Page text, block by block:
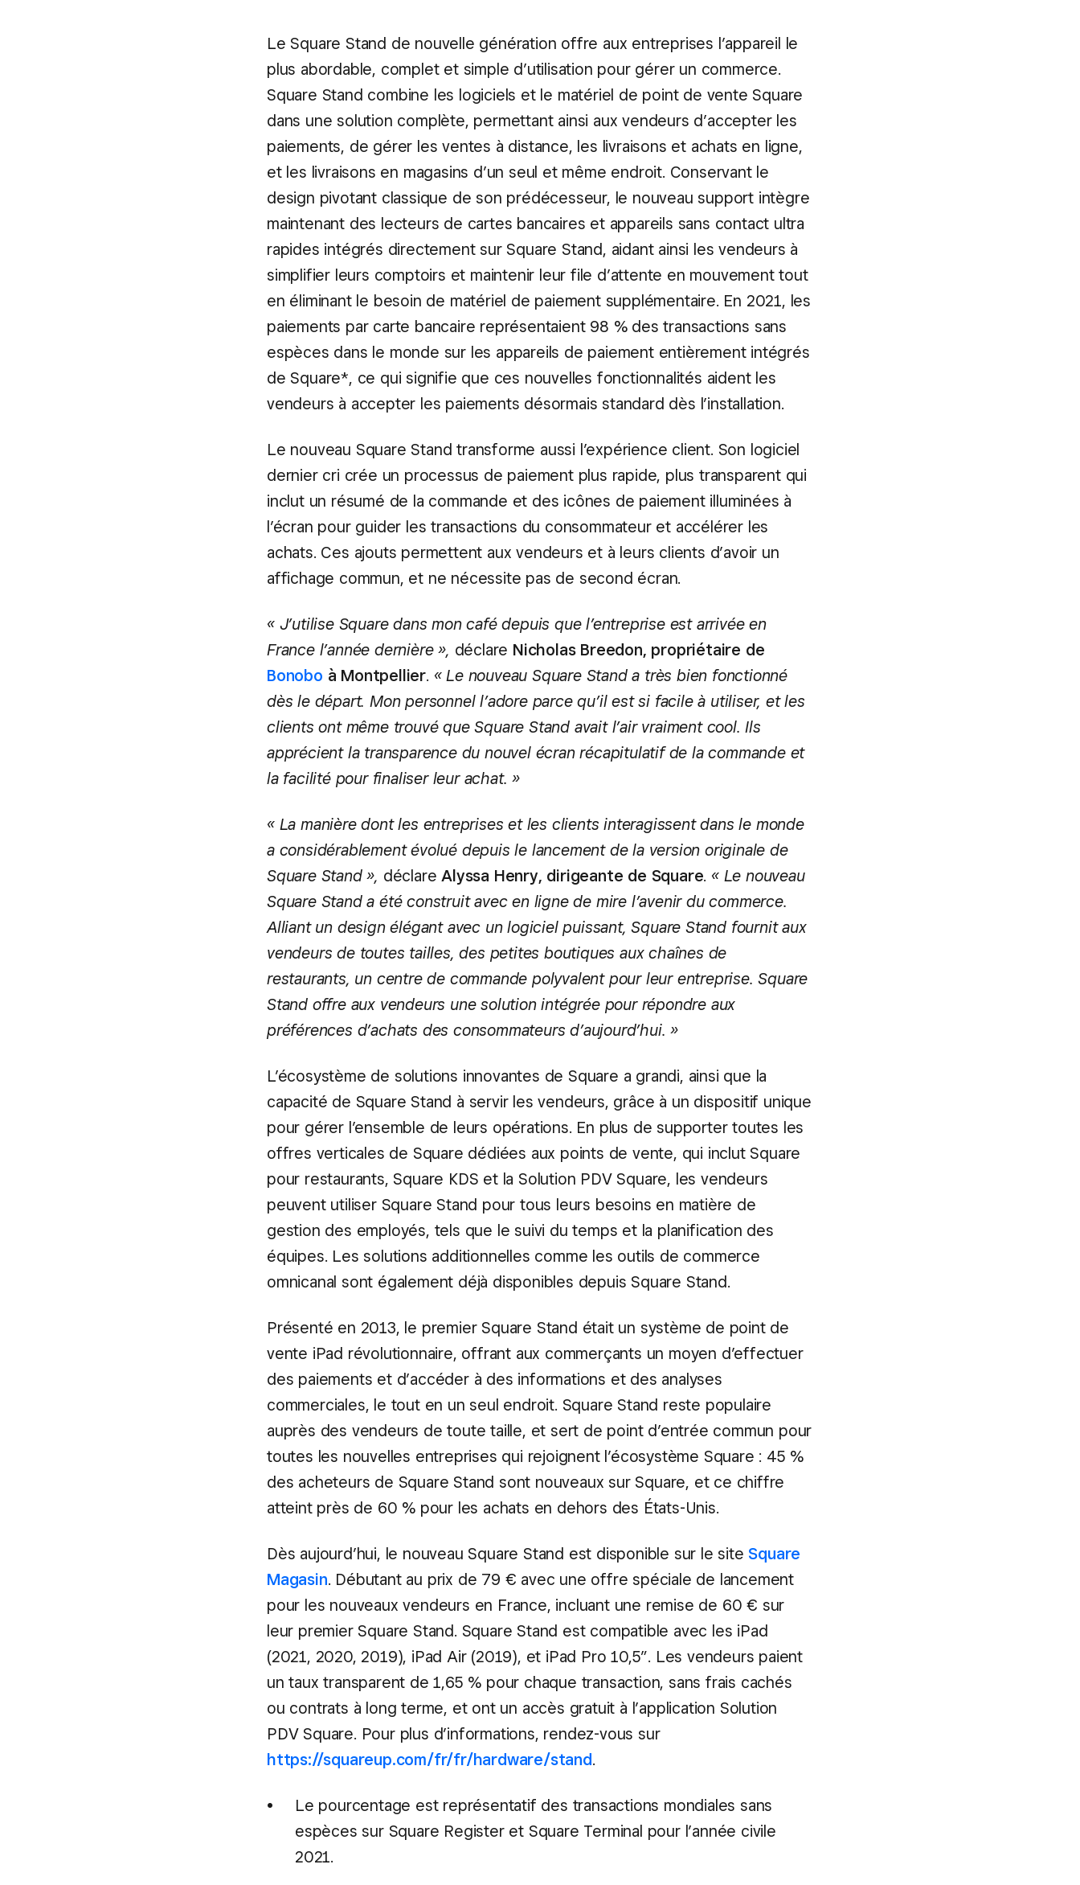
Le Square Stand de nouvelle génération offre aux entreprises l’appareil le
plus abordable, complet et simple d’utilisation pour gérer un commerce.
Square Stand combine les logiciels et le matériel de point de vente Square
dans une solution complète, permettant ainsi aux vendeurs d’accepter les
paiements, de gérer les ventes à distance, les livraisons et achats en ligne,
et les livraisons en magasins d’un seul et même endroit. Conservant le
design pivotant classique de son prédécesseur, le nouveau support intègre
maintenant des lecteurs de cartes bancaires et appareils sans contact ultra
rapides intégrés directement sur Square Stand, aidant ainsi les vendeurs à
simplifier leurs comptoirs et maintenir leur file d’attente en mouvement tout
en éliminant le besoin de matériel de paiement supplémentaire. En 2021, les
paiements par carte bancaire représentaient 98 % des transactions sans
espèces dans le monde sur les appareils de paiement entièrement intégrés
de Square*, ce qui signifie que ces nouvelles fonctionnalités aident les
vendeurs à accepter les paiements désormais standard dès l’installation.
Le nouveau Square Stand transforme aussi l’expérience client. Son logiciel
dernier cri crée un processus de paiement plus rapide, plus transparent qui
inclut un résumé de la commande et des icônes de paiement illuminées à
l’écran pour guider les transactions du consommateur et accélérer les
achats. Ces ajouts permettent aux vendeurs et à leurs clients d’avoir un
affichage commun, et ne nécessite pas de second écran.
« J’utilise Square dans mon café depuis que l’entreprise est arrivée en
France l’année dernière », déclare Nicholas Breedon, propriétaire de
Bonobo à Montpellier. « Le nouveau Square Stand a très bien fonctionné
dès le départ. Mon personnel l’adore parce qu’il est si facile à utiliser, et les
clients ont même trouvé que Square Stand avait l’air vraiment cool. Ils
apprécient la transparence du nouvel écran récapitulatif de la commande et
la facilité pour finaliser leur achat. »
« La manière dont les entreprises et les clients interagissent dans le monde
a considérablement évolué depuis le lancement de la version originale de
Square Stand », déclareAlyssa Henry, dirigeante de Square. « Le nouveau
Square Stand a été construit avec en ligne de mire l’avenir du commerce.
Alliant un design élégant avec un logiciel puissant, Square Stand fournit aux
vendeurs de toutes tailles, des petites boutiques aux chaînes de
restaurants, un centre de commande polyvalent pour leur entreprise. Square
Stand offre aux vendeurs une solution intégrée pour répondre aux
préférences d’achats des consommateurs d’aujourd’hui. »
L’écosystème de solutions innovantes de Square a grandi, ainsi que la
capacité de Square Stand à servir les vendeurs, grâce à un dispositif unique
pour gérer l’ensemble de leurs opérations. En plus de supporter toutes les
offres verticales de Square dédiées aux points de vente, qui inclut Square
pour restaurants, Square KDS et la Solution PDV Square, les vendeurs
peuvent utiliser Square Stand pour tous leurs besoins en matière de
gestion des employés, tels que le suivi du temps et la planification des
équipes. Les solutions additionnelles comme les outils de commerce
omnicanal sont également déjà disponibles depuis Square Stand.
Présenté en 2013, le premier Square Stand était un système de point de
vente iPad révolutionnaire, offrant aux commerçants un moyen d’effectuer
des paiements et d’accéder à des informations et des analyses
commerciales, le tout en un seul endroit. Square Stand reste populaire
auprès des vendeurs de toute taille, et sert de point d’entrée commun pour
toutes les nouvelles entreprises qui rejoignent l’écosystème Square : 45 %
des acheteurs de Square Stand sont nouveaux sur Square, et ce chiffre
atteint près de 60 % pour les achats en dehors des États-Unis.
Dès aujourd’hui, le nouveau Square Stand est disponible sur le site Square
Magasin. Débutant au prix de 79 € avec une offre spéciale de lancement
pour les nouveaux vendeurs en France, incluant une remise de 60 € sur
leur premier Square Stand. Square Stand est compatible avec les iPad
(2021, 2020, 2019), iPad Air (2019), et iPad Pro 10,5”. Les vendeurs paient
un taux transparent de 1,65 % pour chaque transaction, sans frais cachés
ou contrats à long terme, et ont un accès gratuit à l’application Solution
PDV Square. Pour plus d’informations, rendez-vous sur
https://squareup.com/fr/fr/hardware/stand.
Le pourcentage est représentatif des transactions mondiales sans
espèces sur Square Register et Square Terminal pour l’année civile
2021.